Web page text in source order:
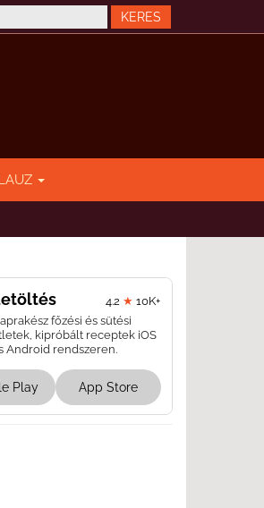
4.2 ★ 10K+
főzési és sütési
kipróbált receptek iOS
Android rendszeren.
Play App Store